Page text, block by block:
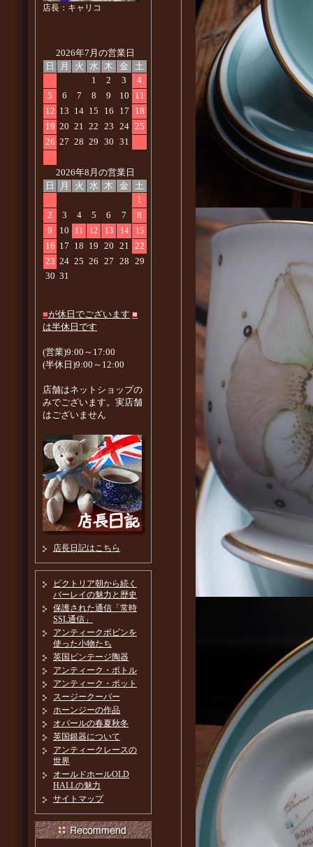
店長：キャリコ
2026年7月の営業日
日
月 火 水 木 金
土
1
2 3
4
5
6 7 8 9 10
11
12 13 14 15 16 17
18
19 20 21 22 23 24 25
26 27 28 29 30 31
2026年8月の営業日
日
月 火 水 木 金
土
1
2
3 4 5 6 7
8
9
10 11 12 13 14 15
16 17 18 19 20 21 22
23 24 25 26 27 28 29
30 31
■が休日でございます ■
は半休日です
(営業)9:00～17:00
(半休日)9:00～12:00
店舗はネットショップの
みでございます。実店舗
はございません
店長日記はこちら
ビクトリア朝から続く
バーレイの魅力と歴史
保護された通信「常時
SSL通信」
アンティークボビンを
使った小物たち
英国ビンテージ陶器
アンティーク・ボトル
アンティーク・ポット
スージークーパー
ホーンジーの作品
オパールの春夏秋冬
英国銀器について
アンティークレースの
世界
オールドホールOLD
HALLの魅力
サイトマップ